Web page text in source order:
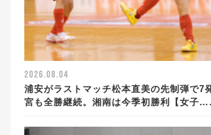
2026.08.04
浦安がラストマッチ松本直美の先制弾で7
宮も全勝継続。湘南は今季初勝利【女子